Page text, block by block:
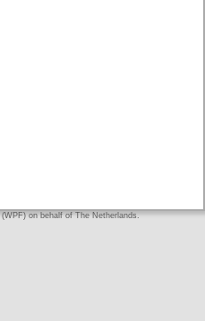
on behalf of The Netherlands.